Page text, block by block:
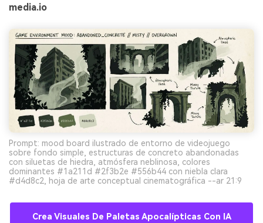
media.io
Prompt: mood board ilustrado de entorno de videojuego
sobre fondo simple, estructuras de concreto abandonadas
con siluetas de hiedra, atmósfera neblinosa, colores
dominantes #1a211d #2f3b2e #556b44 con niebla clara
#d4d8c2, hoja de arte conceptual cinematográfica --ar 21:9
Crea Visuales De Paletas Apocalípticas Con IA